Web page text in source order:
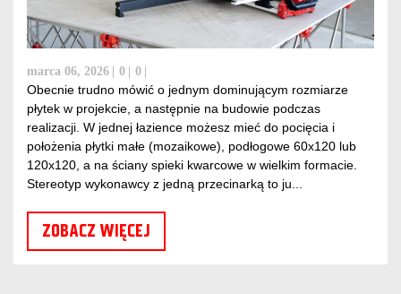
marca 06, 2026 0 0
Obecnie trudno mówić o jednym dominującym rozmiarze
płytek w projekcie, a następnie na budowie podczas
realizacji. W jednej łazience możesz mieć do pocięcia i
położenia płytki małe (mozaikowe), podłogowe 60x120 lub
120x120, a na ściany spieki kwarcowe w wielkim formacie.
Stereotyp wykonawcy z jedną przecinarką to ju...
ZOBACZ WIĘCEJ